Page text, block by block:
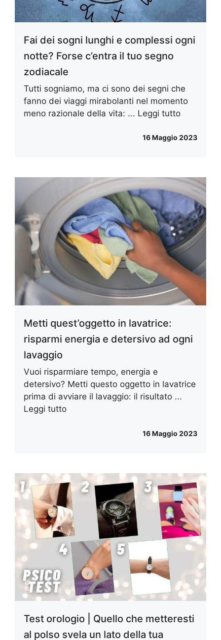
Fai dei sogni lunghi e complessi ogni
notte? Forse c’entra il tuo segno
zodiacale
Tutti sogniamo, ma ci sono dei segni che
fanno dei viaggi mirabolanti nel momento
meno razionale della vita: ... Leggi tutto
16 Maggio 2023
Metti quest’oggetto in lavatrice:
risparmi energia e detersivo ad ogni
lavaggio
Vuoi risparmiare tempo, energia e
detersivo? Metti questo oggetto in lavatrice
prima di avviare il lavaggio: il risultato ...
Leggi tutto
16 Maggio 2023
Test orologio | Quello che metteresti
al polso svela un lato della tua